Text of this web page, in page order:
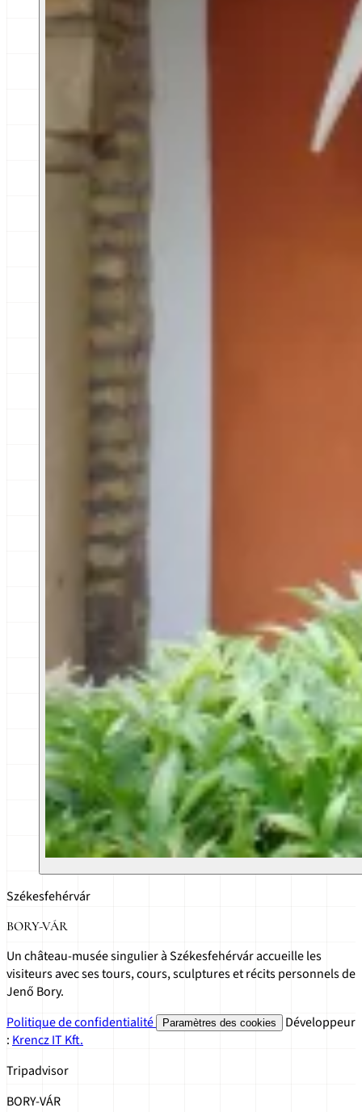
Székesfehérvár
BORY-VÁR
Un château-musée singulier à Székesfehérvár accueille les
visiteurs avec ses tours, cours, sculptures et récits personnels de
Jenő Bory.
Politique de confidentialité
Paramètres des cookies
Développeur
: Krencz IT Kft.
Tripadvisor
BORY-VÁR